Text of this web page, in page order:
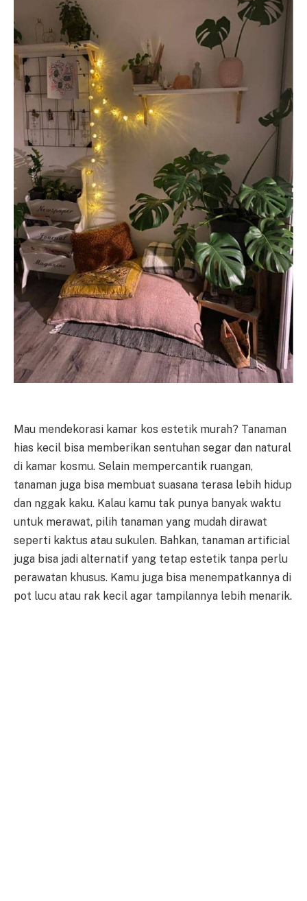
Mau mendekorasi kamar kos estetik murah? Tanaman
hias kecil bisa memberikan sentuhan segar dan natural
di kamar kosmu. Selain mempercantik ruangan,
tanaman juga bisa membuat suasana terasa lebih hidup
dan nggak kaku. Kalau kamu tak punya banyak waktu
untuk merawat, pilih tanaman yang mudah dirawat
seperti kaktus atau sukulen. Bahkan, tanaman artificial
juga bisa jadi alternatif yang tetap estetik tanpa perlu
perawatan khusus. Kamu juga bisa menempatkannya di
pot lucu atau rak kecil agar tampilannya lebih menarik.